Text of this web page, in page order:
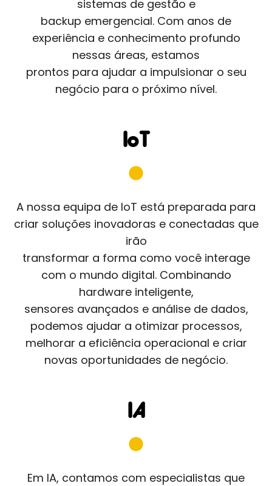
sistemas de gestão e
backup emergencial. Com anos de
experiência e conhecimento profundo
nessas áreas, estamos
prontos para ajudar a impulsionar o seu
negócio para o próximo nível.
IoT
A nossa equipa de IoT está preparada para
criar soluções inovadoras e conectadas que
irão
transformar a forma como você interage
com o mundo digital. Combinando
hardware inteligente,
sensores avançados e análise de dados,
podemos ajudar a otimizar processos,
melhorar a eficiência operacional e criar
novas oportunidades de negócio.
IA
Em IA, contamos com especialistas que